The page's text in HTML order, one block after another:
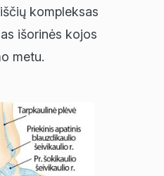
kompleksas
išorinės kojos
metu.